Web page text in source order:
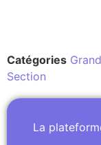
Catégories
Section
La